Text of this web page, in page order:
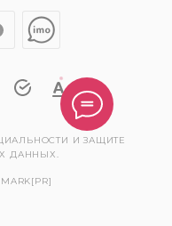
И ЗАЩИТЕ
ДАННЫХ.
MARK[PR]